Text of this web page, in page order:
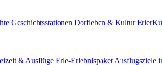
Geschichtsstationen Dorfleben & Kultur
& Ausflüge Erle-Erlebnispaket Ausflugsziele